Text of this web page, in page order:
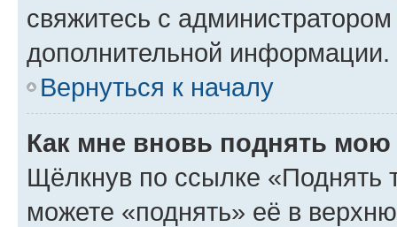
свяжитесь с
дополнительной информации.
Вернуться к началу
Как мне вновь поднять мою
Щёлкнув по ссылке «Поднять
можете «поднять» её в